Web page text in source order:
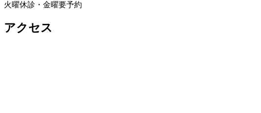
火曜休診・金曜要予約
アクセス